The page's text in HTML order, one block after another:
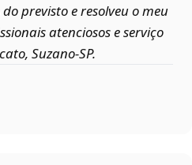
previsto e resolveu o meu
atenciosos e serviço
Suzano‑SP.